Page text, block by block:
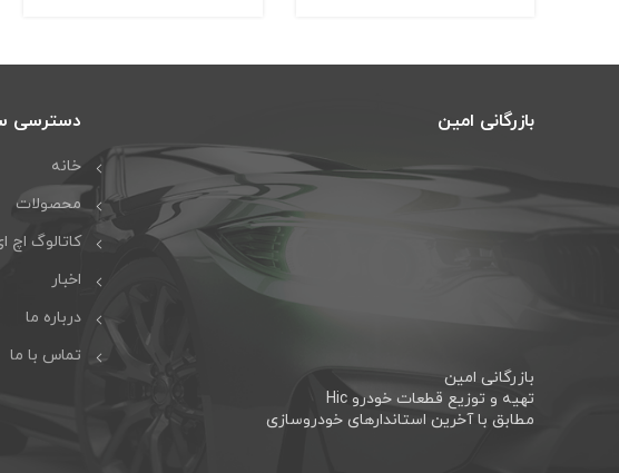
بازرگانی امین
بازرگانی امین
تهیه و توزیع قطعات خودرو Hic
مطابق با آخرین استاندارهای خودروسازی
دسترسی
خانه
محصولات
کاتالوگ
اخبار
درباره ما
تماس با ما